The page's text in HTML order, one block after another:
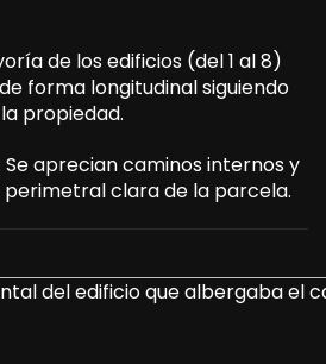
de los edificios (del 1 al 8)
forma longitudinal siguiendo
propiedad.
Se aprecian caminos internos y
clara de la parcela.